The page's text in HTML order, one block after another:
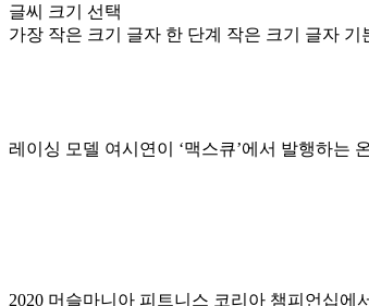
글씨 크기 선택
가장 작은 크기 글자 한 단계 작은 크기 글자 기
레이싱 모델 여시연이 ‘맥스큐’에서 발행하는
2020 머슬마니아 피트니스 코리아 챔피언십에